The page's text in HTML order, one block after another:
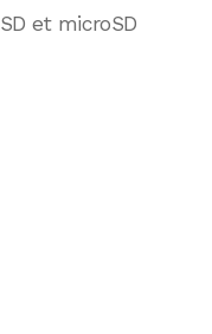
et microSD